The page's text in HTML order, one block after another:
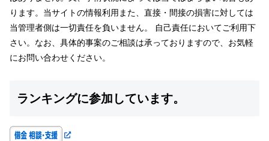
ります。当サイトの情報利用また、直接・間接の損害に対しては
当管理者側は一切責任を負いません。 自己責任においてご利用下
さい。なお、具体的事案のご相談は承っておりますので、お気軽
にお問い合わせください。
ランキングに参加しています。